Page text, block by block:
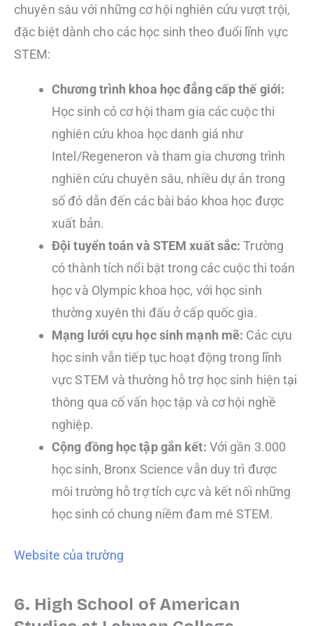
chuyên sâu với những cơ hội nghiên cứu vượt trội,
đặc biệt dành cho các học sinh theo đuổi lĩnh vực
STEM:
Chương trình khoa học đẳng cấp thế giới:
Học sinh có cơ hội tham gia các cuộc thi
nghiên cứu khoa học danh giá như
Intel/Regeneron và tham gia chương trình
nghiên cứu chuyên sâu, nhiều dự án trong
số đó dẫn đến các bài báo khoa học được
xuất bản.
Đội tuyển toán và STEM xuất sắc: Trường
có thành tích nổi bật trong các cuộc thi toán
học và Olympic khoa học, với học sinh
thường xuyên thi đấu ở cấp quốc gia.
Mạng lưới cựu học sinh mạnh mẽ: Các cựu
học sinh vẫn tiếp tục hoạt động trong lĩnh
vực STEM và thường hỗ trợ học sinh hiện tại
thông qua cố vấn học tập và cơ hội nghề
nghiệp.
Cộng đồng học tập gắn kết: Với gần 3.000
học sinh, Bronx Science vẫn duy trì được
môi trường hỗ trợ tích cực và kết nối những
học sinh có chung niềm đam mê STEM.
Website của trường
6. High School of American